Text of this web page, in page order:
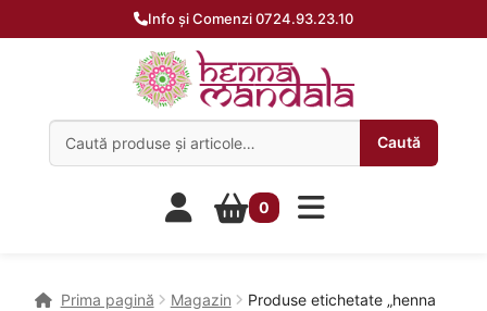
Info și Comenzi 0724.93.23.10
Caută
0
Prima pagină Magazin
Produse etichetate „henna